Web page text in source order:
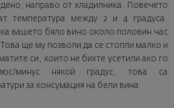
направо от хладилника. Повечето
температура между 2 и 4 градуса.
вашето бяло вино около половин час
ще му позволи да се стопли малко и
си, които не бихте усетили ако го
минус някой градус, това са
за консумация на бели вина: